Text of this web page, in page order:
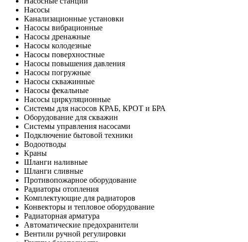
Насосы
Канализационные установки
Насосы вибрационные
Насосы дренажные
Насосы колодезные
Насосы поверхностные
Насосы повышения давления
Насосы погружные
Насосы скважинные
Насосы фекальные
Насосы циркуляционные
Системы для насосов КРАБ, КРОТ и БРА
Оборудование для скважин
Системы управления насосами
Подключение бытовой техники
Водоотводы
Краны
Шланги наливные
Шланги сливные
Противопожарное оборудование
Радиаторы отопления
Комплектующие для радиаторов
Конвекторы и тепловое оборудование
Радиаторная арматура
Автоматические предохранители
Вентили ручной регулировки